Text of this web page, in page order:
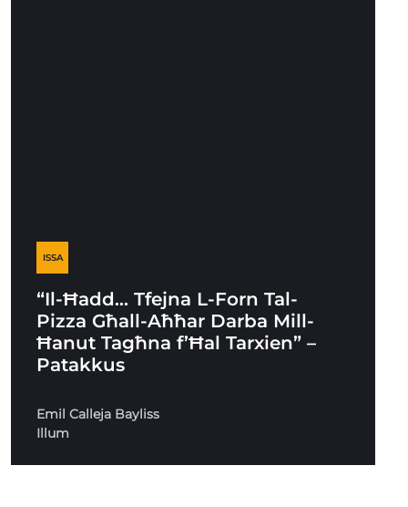
ISSA
“Il-Ħadd… Tfejna L-Forn Tal-
Pizza Għall-Aħħar Darba Mill-
Ħanut Tagħna f’Ħal Tarxien” –
Patakkus
Emil Calleja Bayliss
Illum